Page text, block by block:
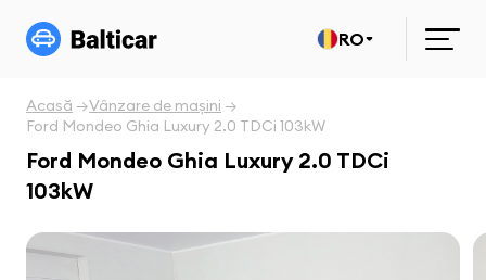
RO
Acasă
Vânzare de mașini
Ford Mondeo Ghia Luxury 2.0 TDCi 103kW
Ford Mondeo Ghia Luxury 2.0 TDCi
103kW